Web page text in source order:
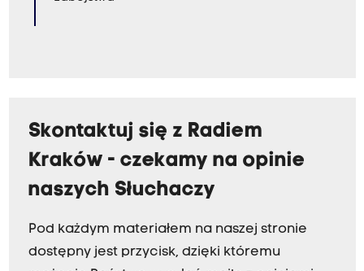
Skontaktuj się z Radiem
Kraków - czekamy na opinie
naszych Słuchaczy
Pod każdym materiałem na naszej stronie
dostępny jest przycisk, dzięki któremu